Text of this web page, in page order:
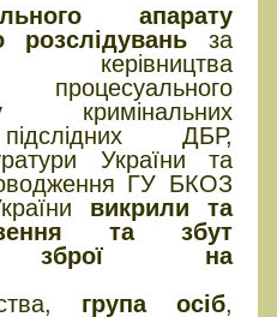
апарату
за
керівництва
кримінальних
ДБР,
України та
ГУ БКОЗ
викрили та
та збут
зброї на
група осіб,